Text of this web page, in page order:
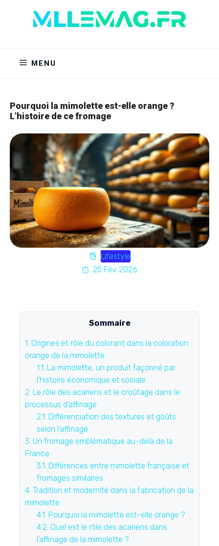
MENU
Pourquoi la mimolette est-elle orange ?
L’histoire de ce fromage
Lifestyle
25 Fév 2026
Sommaire
1. Origines et rôle du colorant dans la coloration
orange de la mimolette
1.1. La mimolette, un produit façonné par
l’histoire économique et sociale
2. Le rôle des acariens et le croûtage dans le
processus d’affinage
2.1. Différenciation des textures et goûts
selon l’affinage
3. Un fromage emblématique au-delà de la
France
3.1. Différences entre mimolette française et
fromages similaires
4. Tradition et modernité dans la fabrication de la
mimolette
4.1. Pourquoi la mimolette est-elle orange ?
4.2. Quel est le rôle des acariens dans
l’affinage de la mimolette ?